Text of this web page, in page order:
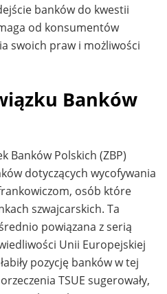
banków do kwestii
od konsumentów
swoich praw i możliwości
Banków
Banków Polskich (ZBP)
dotyczących wycofywania
osób które
szwajcarskich. Ta
powiązana z serią
Unii Europejskiej
pozycję banków w tej
TSUE sugerowały,